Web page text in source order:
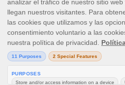
Ordenación del Juego (DGOJ). La DGOJ
S.A. la licencia general de OTROS
como las licencias singulares de
BLACKJACK No/Ref: PROLI/00282 y
PROLI/00237. Para más información,
Juega con responsabilidad.
Ten en cuenta que todas las imágenes de